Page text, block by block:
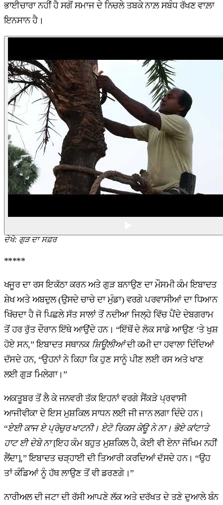
ਭਾਈਚਾਰਾ ਨਹੀਂ ਹੈ ਸਗੋਂ ਸਮਾਜ ਦੇ ਨਿਚਲੇ ਤਬਕੇ ਨਾਲ਼ ਸਬੰਧ ਰੱਖਣ ਵਾਲ਼ਾ
ਇਨਸਾਨ ਹੈ।
ਦੇਖੋ: ਗੁੜ ਦਾ ਸਫ਼ਰ
*****
ਖਜੂਰ ਦਾ ਰਸ ਇਕੱਠਾ ਕਰਨ ਅਤੇ ਗੁੜ ਬਨਾਉਣ ਦਾ ਮੌਸਮੀ ਕੰਮ ਇਬਾਦਤ
ਸ਼ੇਖ ਅਤੇ ਅਬਦੁਲ (ਉਸਦੇ ਚਾਚੇ ਦਾ ਮੁੰਡਾ) ਵਰਗੇ ਪਰਵਾਸੀਆਂ ਦਾ ਧਿਆਨ
ਖਿੱਚਦਾ ਹੈ ਜੋ ਪਿਛਲੇ ਸੱਤ ਸਾਲਾਂ ਤੋਂ ਨਦੀਆ ਜਿਲ੍ਹੇ ਵਿੱਚ ਪੈਂਦੇ ਦੇਬਗਰਾਮ
ਤੋਂ ਹਰ ਰੁੱਤ ਦੌਰਾਨ ਇੱਥੇ ਆਉਂਦੇ ਹਨ। “ਇੱਥੋਂ ਦੇ ਲੋਕ ਸਾਡੇ ਆਉਣ ‘ਤੇ ਖੁਸ਼
ਹੋਏ ਸਨ,” ਇਬਾਦਤ ਸਥਾਨਕ ਸ਼ਿਊਲੀਆਂਦੀ ਕਮੀ ਦਾ ਹਵਾਲਾ ਦਿੰਦਿਆਂ
ਦੱਸਦੇ ਹਨ, “ਉਹਨਾਂ ਨੇ ਕਿਹਾ ਕਿ ਹੁਣ ਸਾਨੂੰ ਪੀਣ ਲਈ ਰਸ ਅਤੇ ਖਾਣ
ਲਈ ਗੁੜ ਮਿਲੇਗਾ।”
ਅਕਤੂਬਰ ਤੋਂ ਲੈ ਕੇ ਜਨਵਰੀ ਤੱਕ ਇਹਨਾਂ ਵਰਗੇ ਸੈਂਕੜੇ ਪ੍ਰਵਾਸੀ
ਆਜੀਵੀਕਾ ਦੇ ਇਸ ਮੁਸ਼ਕਿਲ ਸਾਧਨ ਲਈ ਜੀ ਜਾਨ ਲਗਾ ਦਿੰਦੇ ਹਨ।
“ਏਈ ਕਾਜ ਏ ਪ੍ਰੋਚੁਰ ਖਾਟਨੀ। ਏਟੋ ਰਿਕਸ ਕੇਊ ਨੇ ਨਾ। ਭੋਏ ਕਾਂਟਾਤੇ
ਹਾਟ ਈ ਦੇਬੇ ਨਾ[ਇਹ ਕੰਮ ਬਹੁਤ ਮੁਸ਼ਕਿਲ ਹੈ, ਕੋਈ ਵੀ ਏਨਾ ਜੋਖਿਮ ਨਹੀਂ
ਲੈਂਦਾ],” ਇਬਾਦਤ ਚੜ੍ਹਾਈ ਦੀ ਤਿਆਰੀ ਕਰਦਿਆਂ ਦੱਸਦੇ ਹਨ। “ਉਹ
ਤਾਂ ਕੰਡਿਆਂ ਨੂੰ ਹੱਥ ਲਾਉਣ ਤੋਂ ਵੀ ਡਰਣਗੇ।”
ਨਾਰੀਅਲ ਦੀ ਜਟਾ ਦੀ ਰੱਸੀ ਆਪਣੇ ਲੱਕ ਅਤੇ ਦਰੱਖਤ ਦੇ ਤਣੇ ਦੁਆਲੇ ਬੰਨ